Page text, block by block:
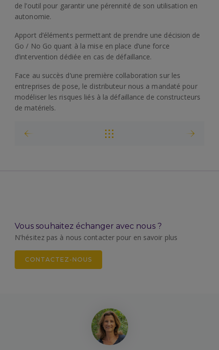
de l’outil pour garantir une pérennité de son utilisation en
autonomie.
Apport d’éléments permettant de prendre une décision de
Go / No Go quant à la mise en place d’une force
d’intervention dédiée en cas de défaillance.
Face au succès d’une première collaboration sur les
entreprises de pose, le distributeur nous a mandaté pour
modéliser les risques liés à la défaillance de constructeurs
de matériels.
Vous souhaitez échanger avec nous ?
N'hésitez pas à nous contacter pour en savoir plus
CONTACTEZ-NOUS